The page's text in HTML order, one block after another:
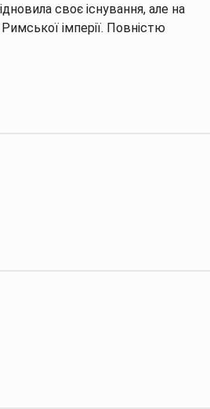
своє існування, але на
імперії. Повністю